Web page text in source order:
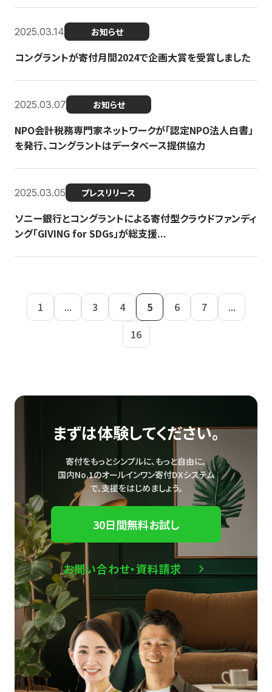
2025.03.14 お知らせ
コングラントが寄付月間2024で企画大賞を受賞しました
2025.03.07 お知らせ
NPO会計税務専門家ネットワークが「認定NPO法人白書」
を発行、コングラントはデータベース提供協力
2025.03.05 プレスリリース
ソニー銀行とコングラントによる寄付型クラウドファンディ
ング「GIVING for SDGs」が総支援...
1 ... 3 4 5 6 7
...
16
まずは体験してください。
寄付をもっとシンプルに、もっと自由に。
国内No.1のオールインワン寄付DXシステム
で、支援をはじめましょう。
30日間無料お試し
お問い合わせ・資料請求